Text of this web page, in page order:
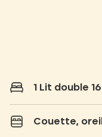
1 Lit double
Couette,